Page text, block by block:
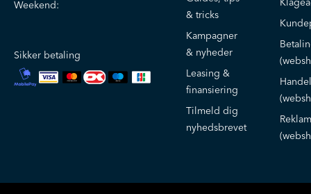
Weekend:
Sikker betaling
& tricks
Kampagner
& nyheder
Leasing &
finansiering
Tilmeld dig
nyhedsbrevet